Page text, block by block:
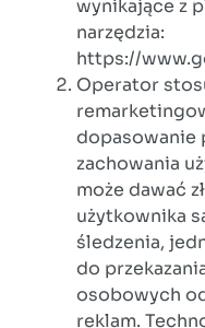
wynikające z
narzędzia:
https://
Operator
dopasowanie
zachowania
może dawać
użytkownika
śledzenia,
do
osobowych
reklam.